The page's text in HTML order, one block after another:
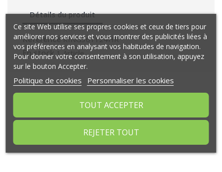
Détails du produit
Référence KING361124HR
En stock 1 Article
Commentaires (0)
Aucun avis n'a été publié pour le moment.
Ce site Web utilise ses propres cookies et ceux de tiers pour
améliorer nos services et vous montrer des publicités liées à
vos préférences en analysant vos habitudes de navigation.
Pour donner votre consentement à son utilisation, appuyez
sur le bouton Accepter.
Politique de cookies Personnaliser les cookies
REJETER TOUT
TOUT ACCEPTER